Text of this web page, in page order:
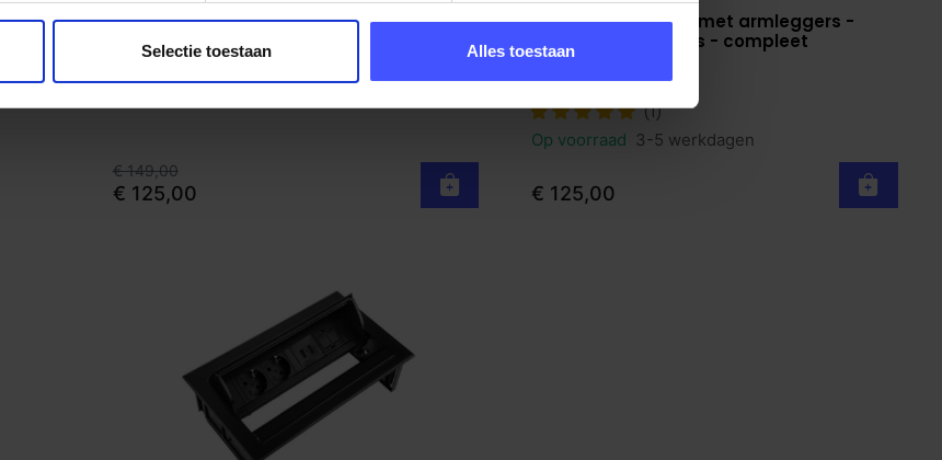
Selectie toestaan Alles toestaan
Bekijk product
Vergaderstoel Cheak
Zwart - Zwart
€ 149,00
€ 125,00
Bekijk product
Vergaderstoel Eva met armleggers -
extra dikke kussens - compleet
gestoffeerd
Zwart Fenix
(1)
Op voorraad 3-5 werkdagen
€ 125,00